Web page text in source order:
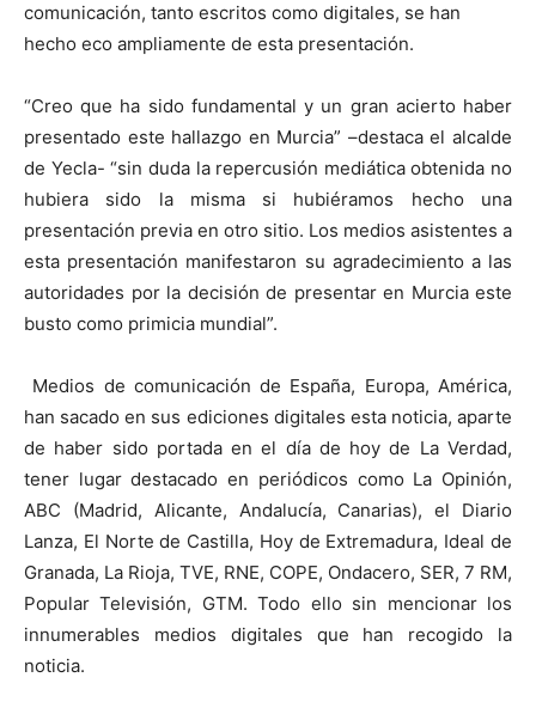
comunicación, tanto escritos como digitales, se han
hecho eco ampliamente de esta presentación.
“Creo que ha sido fundamental y un gran acierto haber
presentado este hallazgo en Murcia” –destaca el alcalde
de Yecla- “sin duda la repercusión mediática obtenida no
hubiera sido la misma si hubiéramos hecho una
presentación previa en otro sitio. Los medios asistentes a
esta presentación manifestaron su agradecimiento a las
autoridades por la decisión de presentar en Murcia este
busto como primicia mundial”.
Medios de comunicación de España, Europa, América,
han sacado en sus ediciones digitales esta noticia, aparte
de haber sido portada en el día de hoy de La Verdad,
tener lugar destacado en periódicos como La Opinión,
ABC (Madrid, Alicante, Andalucía, Canarias), el Diario
Lanza, El Norte de Castilla, Hoy de Extremadura, Ideal de
Granada, La Rioja, TVE, RNE, COPE, Ondacero, SER, 7 RM,
Popular Televisión, GTM. Todo ello sin mencionar los
innumerables medios digitales que han recogido la
noticia.